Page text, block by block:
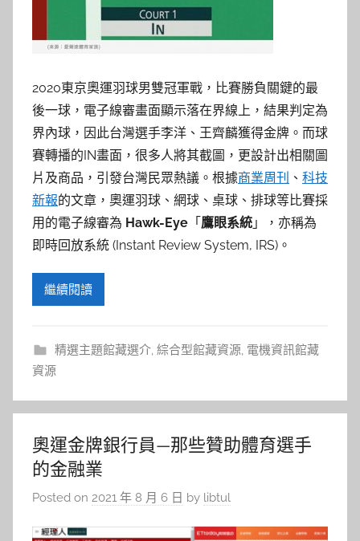
2020東京奧運羽球男雙冠軍戰，比賽勝負關鍵的最
後一球，電子線審畫面顯示落在界線上，結果判定為
界內球，因此台灣選手李洋、王齊麟獲得金牌。而球
賽轉播的IN畫面，很多人將其截圖，更設計出相關圖
片及商品，引發台灣民眾熱議。根據商業周刊 、 科技
新報的文章，奧運羽球、網球、桌球、排球等比賽採
用的電子線審為 Hawk-Eye 「鷹眼系統 」，亦稱為
即時回放系統 (Instant Review System, IRS)。
繼續閱讀
精選主題館藏選介, 綜合型館藏資源, 電機資訊館藏
資源
奧運金牌銀行員—那些贊助體育選手
的金融業
Posted on 2021 年 8 月 6 日 by libtul